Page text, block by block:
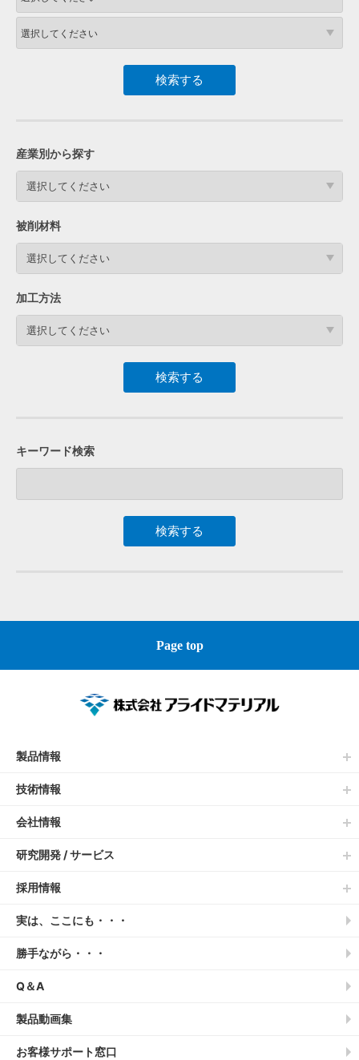
産業別から探す
選択してください
被削材料
選択してください
加工方法
選択してください
キーワード検索
Page top
製品情報
技術情報
会社情報
研究開発 / サービス
採用情報
実は、ここにも・・・
勝手ながら・・・
Q＆A
製品動画集
お客様サポート窓口